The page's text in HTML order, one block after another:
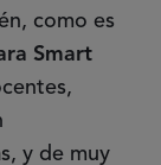
como es
Smart
y de muy